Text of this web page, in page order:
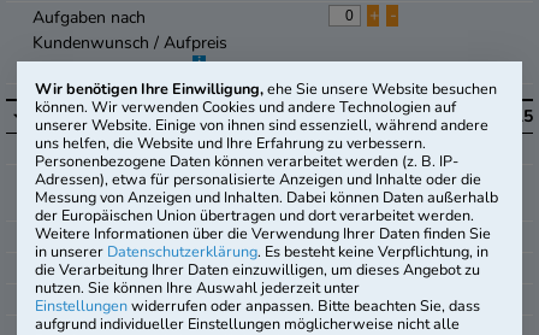
Wir benötigen Ihre Einwilligung,ehe Sie unsere Website besuchen
können. Wir verwenden Cookies und andere Technologien auf
unserer Website. Einige von ihnen sind essenziell, während andere
uns helfen, die Website und Ihre Erfahrung zu verbessern.
Personenbezogene Daten können verarbeitet werden (z. B. IP-
Adressen), etwa für personalisierte Anzeigen und Inhalte oder die
Messung von Anzeigen und Inhalten. Dabei können Daten außerhalb
der Europäischen Union übertragen und dort verarbeitet werden.
Weitere Informationen über die Verwendung Ihrer Daten finden Sie
in unserer Datenschutzerklärung. Es besteht keine Verpflichtung, in
die Verarbeitung Ihrer Daten einzuwilligen, um dieses Angebot zu
nutzen. Sie können Ihre Auswahl jederzeit unter
Einstellungenwiderrufen oder anpassen. Bitte beachten Sie, dass
aufgrund individueller Einstellungen möglicherweise nicht alle
Aufgaben nach
Kundenwunsch / Aufpreis
40,00 € pro Aufgabe i
+ -
Mathematik i 15
15
Grundrechenarten
+ -
Umrechnung von Maßen u.
Einheiten
+ -
Prozentrechnung +
-
Zinsrechnung
+ -
Gemischte Textaufgaben
+
-
+ -